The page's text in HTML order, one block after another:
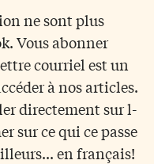
ne sont plus
Vous abonner
courriel est un
à nos articles.
directement sur l-
sur ce qui ce passe
en français!